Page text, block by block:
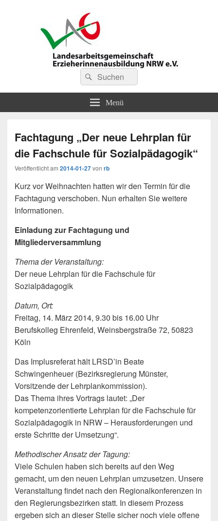
LAG Erzieherinnenausbildung
NRW
Suchen
nach:
Suchen
Menü
Fachtagung „Der neue Lehrplan für
die Fachschule für Sozialpädagogik“
Veröffentlicht am 2014-01-27von rb
Kurz vor Weihnachten hatten wir den Termin für die
Fachtagung verschoben. Nun erhalten Sie weitere
Informationen.
Einladung zur Fachtagung und
Mitgliederversammlung
Thema der Veranstaltung:
Der neue Lehrplan für die Fachschule für
Sozialpädagogik
Datum, Ort:
Freitag, 14. März 2014, 9.30 bis 16.00 Uhr
Berufskolleg Ehrenfeld, Weinsbergstraße 72, 50823
Köln
Das Implusreferat hält LRSD’in Beate
Schwingenheuer (Bezirksregierung Münster,
Vorsitzende der Lehrplankommission).
Das Thema ihres Vortrags lautet: „Der
kompetenzorientierte Lehrplan für die Fachschule für
Sozialpädagogik in NRW – Herausforderungen und
erste Schritte der Umsetzung“.
Methodischer Ansatz der Tagung:
Viele Schulen haben sich bereits auf den Weg
gemacht, um den neuen Lehrplan umzusetzen. Unsere
Veranstaltung findet nach den Regionalkonferenzen in
den Regierungsbezirken statt. In diesem Prozess
ergeben sich an dieser Stelle sicher noch viele offene